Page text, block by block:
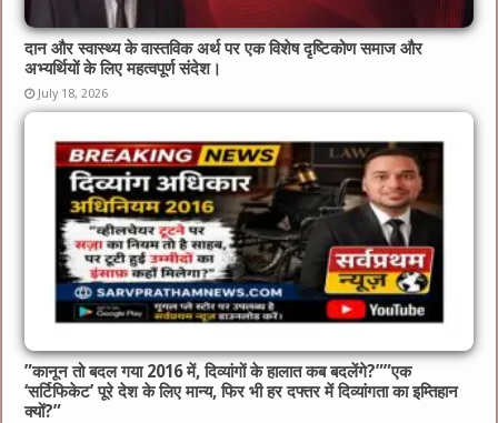
दान और स्वास्थ्य के वास्तविक अर्थ पर एक विशेष दृष्टिकोण समाज और
अभ्यर्थियों के लिए महत्वपूर्ण संदेश।
July 18, 2026
​”कानून तो बदल गया 2016 में, दिव्यांगों के हालात कब बदलेंगे?”​”एक
‘सर्टिफिकेट’ पूरे देश के लिए मान्य, फिर भी हर दफ्तर में दिव्यांगता का इम्तिहान
क्यों?”